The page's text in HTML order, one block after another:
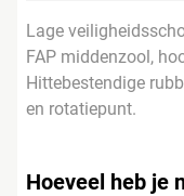
Lage
FAP middenzool,
Hittebestendige
en rotatiepunt.
Hoeveel heb je